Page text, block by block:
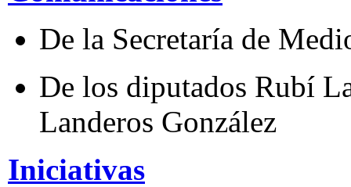
De la Secretaría de
De los diputados Rubí
Landeros González
Iniciativas